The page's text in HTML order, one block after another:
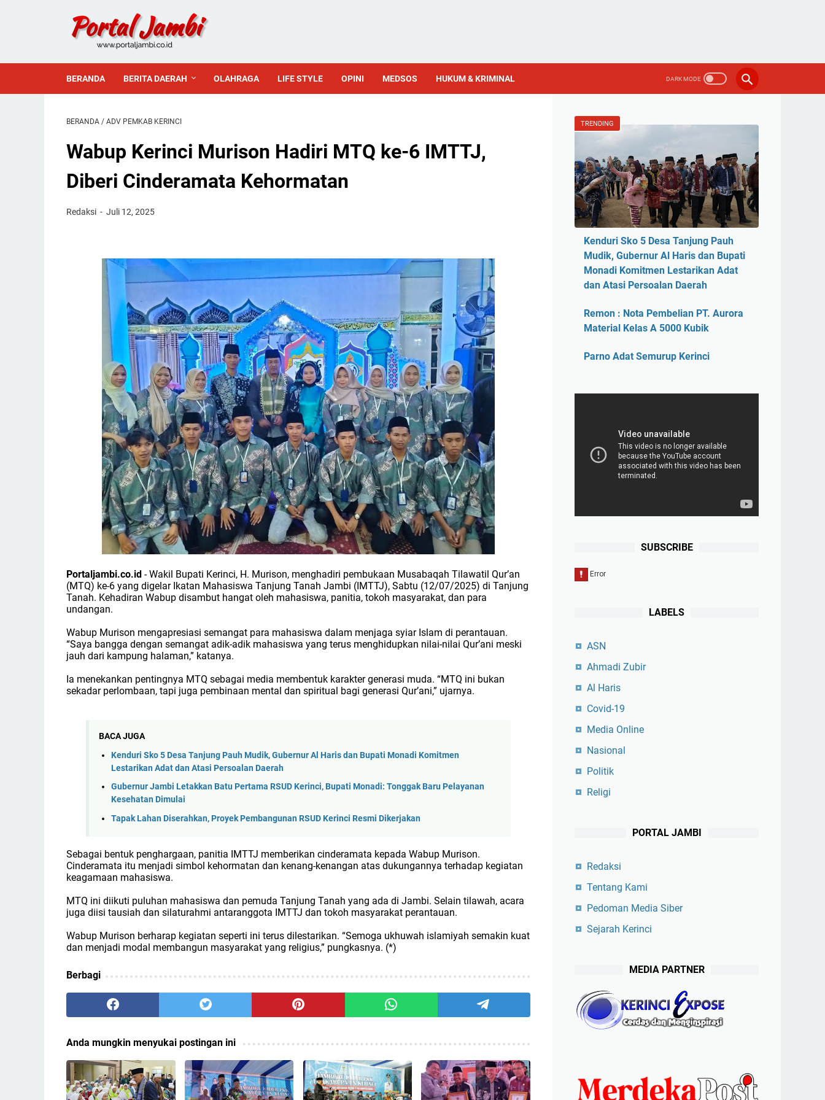
BERANDA BERITA DAERAH OLAHRAGA LIFE STYLE OPINI MEDSOS HUKUM & KRIMINAL
BERANDA / ADV PEMKAB KERINCI
Wabup Kerinci Murison Hadiri MTQ ke-6 IMTTJ,
Diberi Cinderamata Kehormatan
Redaksi Juli 12, 2025
Portaljambi.co.id - Wakil Bupati Kerinci, H. Murison, menghadiri pembukaan Musabaqah Tilawatil Qur’an
(MTQ) ke-6 yang digelar Ikatan Mahasiswa Tanjung Tanah Jambi (IMTTJ), Sabtu (12/07/2025) di Tanjung
Tanah. Kehadiran Wabup disambut hangat oleh mahasiswa, panitia, tokoh masyarakat, dan para
undangan.
Wabup Murison mengapresiasi semangat para mahasiswa dalam menjaga syiar Islam di perantauan.
“Saya bangga dengan semangat adik-adik mahasiswa yang terus menghidupkan nilai-nilai Qur’ani meski
jauh dari kampung halaman,” katanya.
Ia menekankan pentingnya MTQ sebagai media membentuk karakter generasi muda. “MTQ ini bukan
sekadar perlombaan, tapi juga pembinaan mental dan spiritual bagi generasi Qur’ani,” ujarnya.
BACA JUGA
Kenduri Sko 5 Desa Tanjung Pauh Mudik, Gubernur Al Haris dan Bupati Monadi Komitmen
Lestarikan Adat dan Atasi Persoalan Daerah
Gubernur Jambi Letakkan Batu Pertama RSUD Kerinci, Bupati Monadi: Tonggak Baru Pelayanan
Kesehatan Dimulai
Tapak Lahan Diserahkan, Proyek Pembangunan RSUD Kerinci Resmi Dikerjakan
Sebagai bentuk penghargaan, panitia IMTTJ memberikan cinderamata kepada Wabup Murison.
Cinderamata itu menjadi simbol kehormatan dan kenang-kenangan atas dukungannya terhadap kegiatan
keagamaan mahasiswa.
MTQ ini diikuti puluhan mahasiswa dan pemuda Tanjung Tanah yang ada di Jambi. Selain tilawah, acara
juga diisi tausiah dan silaturahmi antaranggota IMTTJ dan tokoh masyarakat perantauan.
Wabup Murison berharap kegiatan seperti ini terus dilestarikan. “Semoga ukhuwah islamiyah semakin kuat
dan menjadi modal membangun masyarakat yang religius,” pungkasnya. (*)
Berbagi
Anda mungkin menyukai postingan ini
TRENDING
Kenduri Sko 5 Desa Tanjung Pauh
Mudik, Gubernur Al Haris dan Bupati
Monadi Komitmen Lestarikan Adat
dan Atasi Persoalan Daerah
Remon : Nota Pembelian PT. Aurora
Material Kelas A 5000 Kubik
Parno Adat Semurup Kerinci
SUBSCRIBE
LABELS
ASN
Ahmadi Zubir
Al Haris
Covid-19
Media Online
Nasional
Politik
Religi
PORTAL JAMBI
Redaksi
Tentang Kami
Pedoman Media Siber
Sejarah Kerinci
MEDIA PARTNER